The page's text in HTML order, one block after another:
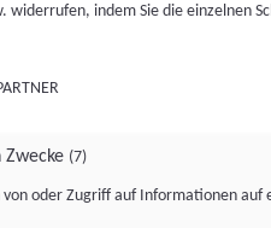
widerrufen, indem Sie die einzelnen
(7)
von oder Zugriff auf Informationen auf